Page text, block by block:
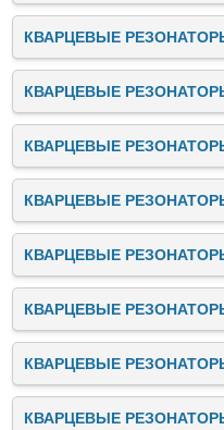
КВАРЦЕВЫЕ
КВАРЦЕВЫЕ
КВАРЦЕВЫЕ
КВАРЦЕВЫЕ
КВАРЦЕВЫЕ
КВАРЦЕВЫЕ
КВАРЦЕВЫЕ
КВАРЦЕВЫЕ